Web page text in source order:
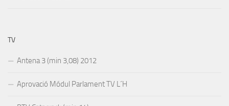
TV
Antena 3 (min 3,08) 2012
Aprovació Módul Parlament TV L´H